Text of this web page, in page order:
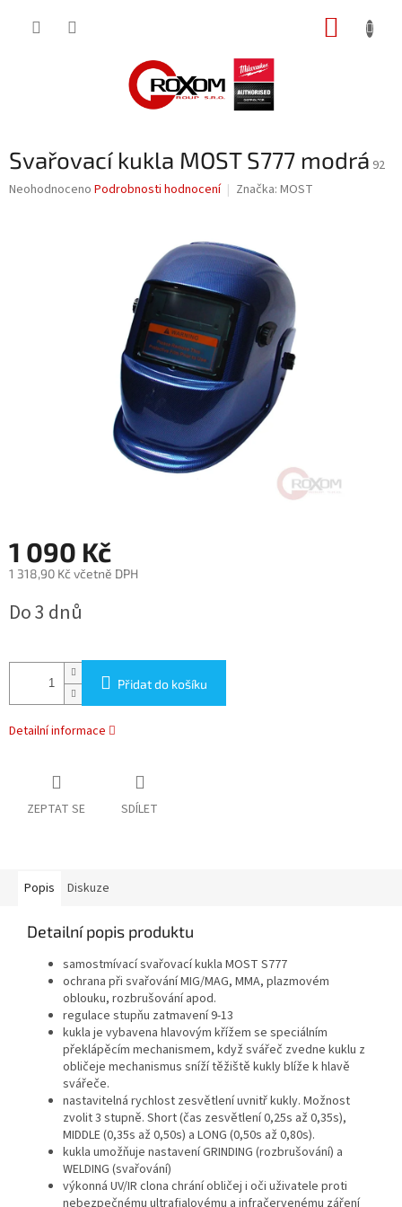
Svařovací kukla MOST S777 modrá 92
Průměrné
Neohodnoceno Podrobnosti hodnocení Značka: MOST
1 090 Kč
1 318,90 Kč včetně DPH
cena:
Do 3 dnů
Přidat do košíku
Detailní informace
ZEPTAT SE SDÍLET
Popis Diskuze
Detailní popis produktu
samostmívací svařovací kukla MOST S777
ochrana při svařování MIG/MAG, MMA, plazmovém
oblouku, rozbrušování apod.
regulace stupňu zatmavení 9-13
kukla je vybavena hlavovým křížem se speciálním
překlápěcím mechanismem, když svářeč zvedne kuklu z
obličeje mechanismus sníží těžiště kukly blíže k hlavě
svářeče.
nastavitelná rychlost zesvětlení uvnitř kukly. Možnost
zvolit 3 stupně. Short (čas zesvětlení 0,25s až 0,35s),
MIDDLE (0,35s až 0,50s) a LONG (0,50s až 0,80s).
kukla umožňuje nastavení GRINDING (rozbrušování) a
WELDING (svařování)
výkonná UV/IR clona chrání obličej i oči uživatele proti